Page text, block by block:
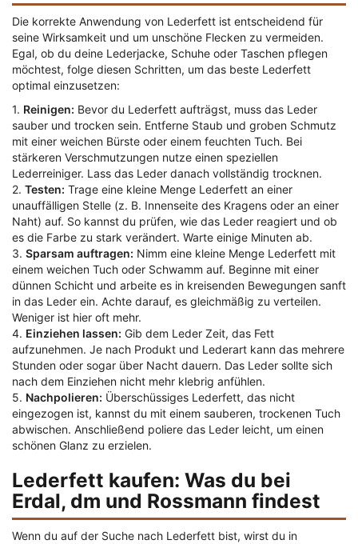
Die korrekte Anwendung von Lederfett ist entscheidend für
seine Wirksamkeit und um unschöne Flecken zu vermeiden.
Egal, ob du deine Lederjacke, Schuhe oder Taschen pflegen
möchtest, folge diesen Schritten, um das beste Lederfett
optimal einzusetzen:
1. Reinigen: Bevor du Lederfett aufträgst, muss das Leder
sauber und trocken sein. Entferne Staub und groben Schmutz
mit einer weichen Bürste oder einem feuchten Tuch. Bei
stärkeren Verschmutzungen nutze einen speziellen
Lederreiniger. Lass das Leder danach vollständig trocknen.
2. Testen: Trage eine kleine Menge Lederfett an einer
unauffälligen Stelle (z. B. Innenseite des Kragens oder an einer
Naht) auf. So kannst du prüfen, wie das Leder reagiert und ob
es die Farbe zu stark verändert. Warte einige Minuten ab.
3. Sparsam auftragen: Nimm eine kleine Menge Lederfett mit
einem weichen Tuch oder Schwamm auf. Beginne mit einer
dünnen Schicht und arbeite es in kreisenden Bewegungen sanft
in das Leder ein. Achte darauf, es gleichmäßig zu verteilen.
Weniger ist hier oft mehr.
4. Einziehen lassen: Gib dem Leder Zeit, das Fett
aufzunehmen. Je nach Produkt und Lederart kann das mehrere
Stunden oder sogar über Nacht dauern. Das Leder sollte sich
nach dem Einziehen nicht mehr klebrig anfühlen.
5. Nachpolieren: Überschüssiges Lederfett, das nicht
eingezogen ist, kannst du mit einem sauberen, trockenen Tuch
abwischen. Anschließend poliere das Leder leicht, um einen
schönen Glanz zu erzielen.
Lederfett kaufen: Was du bei
Erdal, dm und Rossmann findest
Wenn du auf der Suche nach Lederfett bist, wirst du in